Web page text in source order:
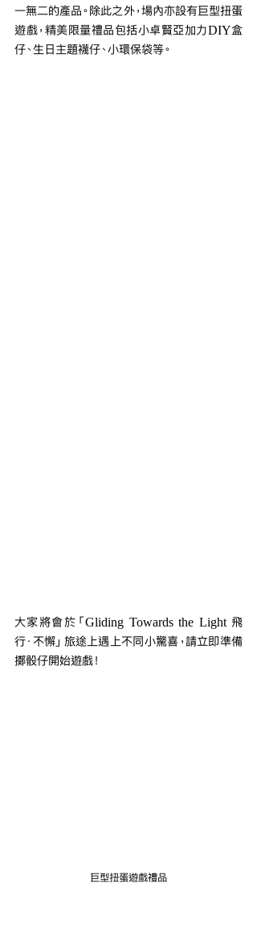
一無二的產品。除此之外，場內亦設有巨型扭蛋
遊戲，精美限量禮品包括小卓賢亞加力DIY盒
仔、生日主題襪仔、小環保袋等。
大家將會於「Gliding Towards the Light 飛
行．不懈」旅途上遇上不同小驚喜，請立即準備
擲骰仔開始遊戲！
巨型扭蛋遊戲禮品